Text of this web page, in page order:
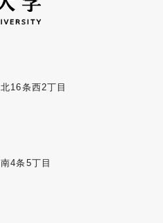
16条西2丁目
4条5丁目